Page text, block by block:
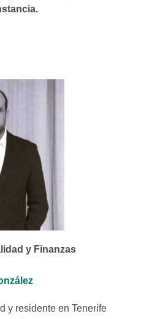
y Finanzas
y residente en Tenerife